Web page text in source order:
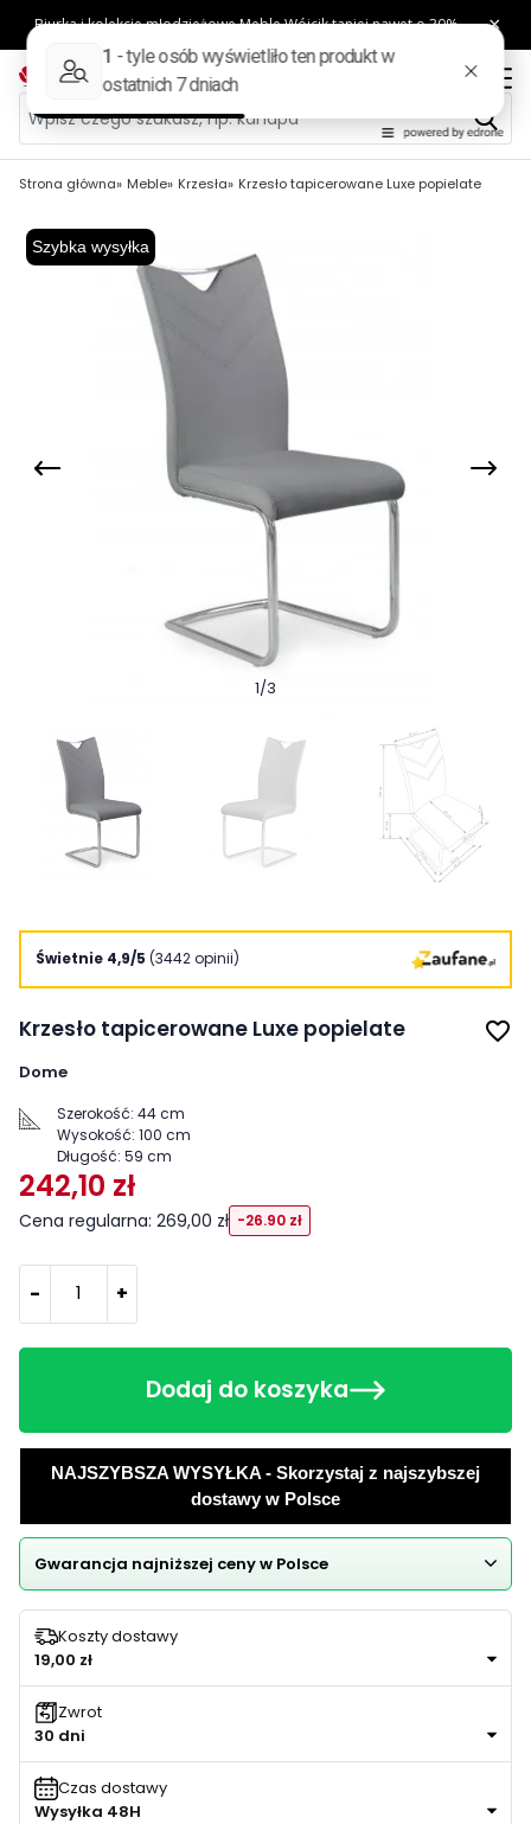
Strona główna Meble Krzesła Krzesło tapicerowane Luxe popielate
Szybka wysyłka
1/3
Świetnie 4,9/5 (3442 opinii)
Krzesło tapicerowane Luxe popielate favorite_border
Dome
Szerokość: 44 cm
Wysokość: 100 cm
Długość: 59 cm
242,10 zł
Cena regularna: 269,00 zł -26.90 zł
- +
Dodaj do koszyka
NAJSZYBSZA WYSYŁKA - Skorzystaj z najszybszej
dostawy w Polsce
Gwarancja najniższej ceny w Polsce
Koszty dostawy
19,00 zł
Zwrot
30 dni
Czas dostawy
Wysyłka 48H